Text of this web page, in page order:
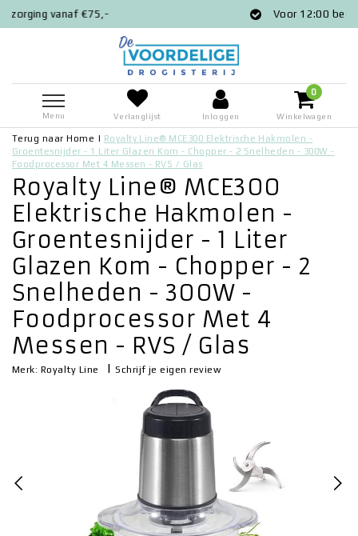
Voor 12:00 besteld = zelfde dag
Menu Verlanglijst Inloggen
0
Winkelwagen
Terug naar Home | Royalty Line® MCE300 Elektrische Hakmolen -
Groentesnijder - 1 Liter Glazen Kom - Chopper - 2 Snelheden - 300W -
Foodprocessor Met 4 Messen - RVS / Glas
Royalty Line® MCE300
Elektrische Hakmolen -
Groentesnijder - 1 Liter
Glazen Kom - Chopper - 2
Snelheden - 300W -
Foodprocessor Met 4
Messen - RVS / Glas
Merk: Royalty Line |Schrijf je eigen review